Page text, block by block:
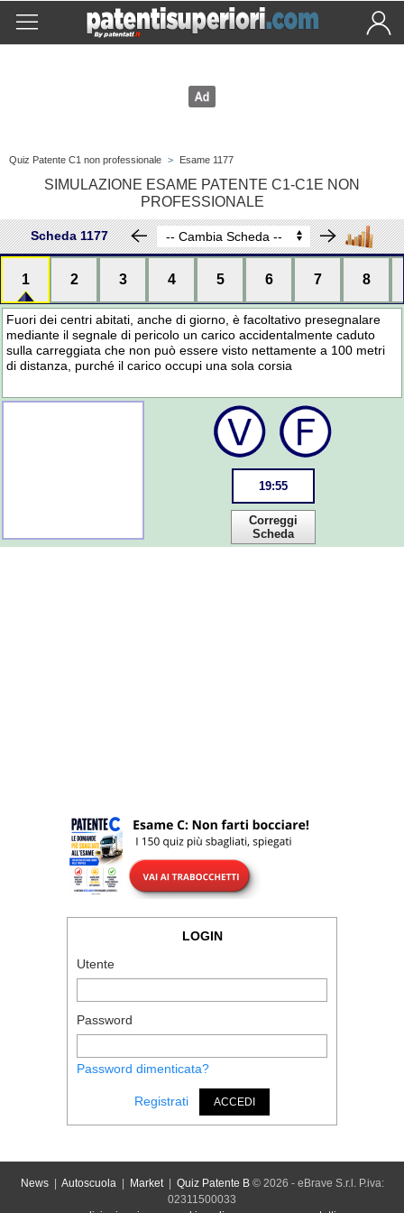
Quiz Patente C1 non professionale > Esame 1177
SIMULAZIONE ESAME PATENTE C1-C1E NON
PROFESSIONALE
Scheda 1177
1 2 3 4 5 6 7 8
Fuori dei centri abitati, anche di giorno, è facoltativo presegnalare
mediante il segnale di pericolo un carico accidentalmente caduto
sulla carreggiata che non può essere visto nettamente a 100 metri
di distanza, purché il carico occupi una sola corsia
19:55
Correggi
Scheda
LOGIN
Utente
Password
Password dimenticata?
Registrati ACCEDI
News| Autoscuola| Market| Quiz Patente B© 2026 - eBrave S.r.l. P.iva:
02311500033